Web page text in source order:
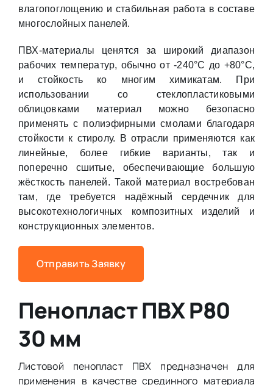
влагопоглощению и стабильная работа в составе
многослойных панелей.
ПВХ-материалы ценятся за широкий диапазон
рабочих температур, обычно от -240°С до +80°С,
и стойкость ко многим химикатам. При
использовании со стеклопластиковыми
облицовками материал можно безопасно
применять с полиэфирными смолами благодаря
стойкости к стиролу. В отрасли применяются как
линейные, более гибкие варианты, так и
поперечно сшитые, обеспечивающие большую
жёсткость панелей. Такой материал востребован
там, где требуется надёжный сердечник для
высокотехнологичных композитных изделий и
конструкционных элементов.
Отправить Заявку
Пенопласт ПВХ Р80
30 мм
Листовой пенопласт ПВХ предназначен для
применения в качестве срединного материала